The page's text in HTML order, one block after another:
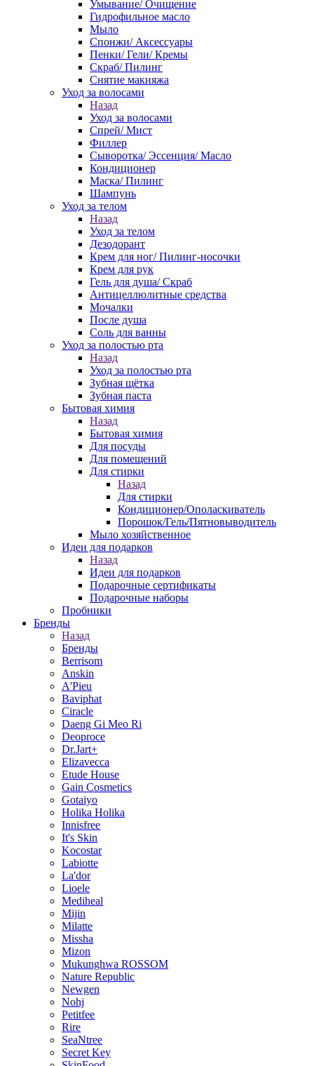
Умывание/ Очищение
Гидрофильное масло
Мыло
Спонжи/ Аксессуары
Пенки/ Гели/ Кремы
Скраб/ Пилинг
Снятие макияжа
Уход за волосами
Назад
Уход за волосами
Спрей/ Мист
Филлер
Сыворотка/ Эссенция/ Масло
Кондиционер
Маска/ Пилинг
Шампунь
Уход за телом
Назад
Уход за телом
Дезодорант
Крем для ног/ Пилинг-носочки
Крем для рук
Гель для душа/ Скраб
Антицеллюлитные средства
Мочалки
После душа
Соль для ванны
Уход за полостью рта
Назад
Уход за полостью рта
Зубная щётка
Зубная паста
Бытовая химия
Назад
Бытовая химия
Для посуды
Для помещений
Для стирки
Назад
Для стирки
Кондиционер/Ополаскиватель
Порошок/Гель/Пятновыводитель
Мыло хозяйственное
Идеи для подарков
Назад
Идеи для подарков
Подарочные сертификаты
Подарочные наборы
Пробники
Бренды
Назад
Бренды
Berrisom
Anskin
A'Pieu
Baviphat
Ciracle
Daeng Gi Meo Ri
Deoproce
Dr.Jart+
Elizavecca
Etude House
Gain Cosmetics
Gotaiyo
Holika Holika
Innisfree
It's Skin
Kocostar
Labiotte
La'dor
Lioele
Mediheal
Mijin
Milatte
Missha
Mizon
Mukunghwa ROSSOM
Nature Republic
Newgen
Nohj
Petitfee
Rire
SeaNtree
Secret Key